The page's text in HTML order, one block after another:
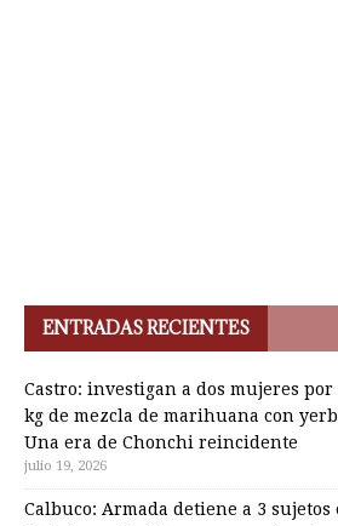
ENTRADAS RECIENTES
Castro: investigan a dos mujeres
kg de mezcla de marihuana con
Una era de Chonchi reincidente
julio 19, 2026
Calbuco: Armada detiene a 3 sujetos